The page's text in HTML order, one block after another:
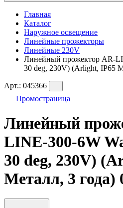
Главная
Каталог
Наружное освещение
Линейные прожекторы
Линейные 230V
Линейный прожектор AR-
30 deg, 230V) (Arlight, IP65
Арт.: 045366
Промостраница
Линейный
LINE-300-6W
30 deg, 230V)
Металл, 3 года)